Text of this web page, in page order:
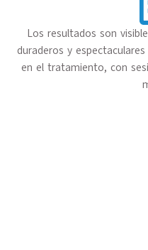
Los resultados son
duraderos y
en el tratamiento, con